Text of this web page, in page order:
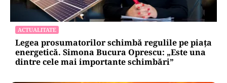
ACTUALITATE
Legea prosumatorilor schimbă regulile pe piața
energetică. Simona Bucura Oprescu: „Este una
dintre cele mai importante schimbări”